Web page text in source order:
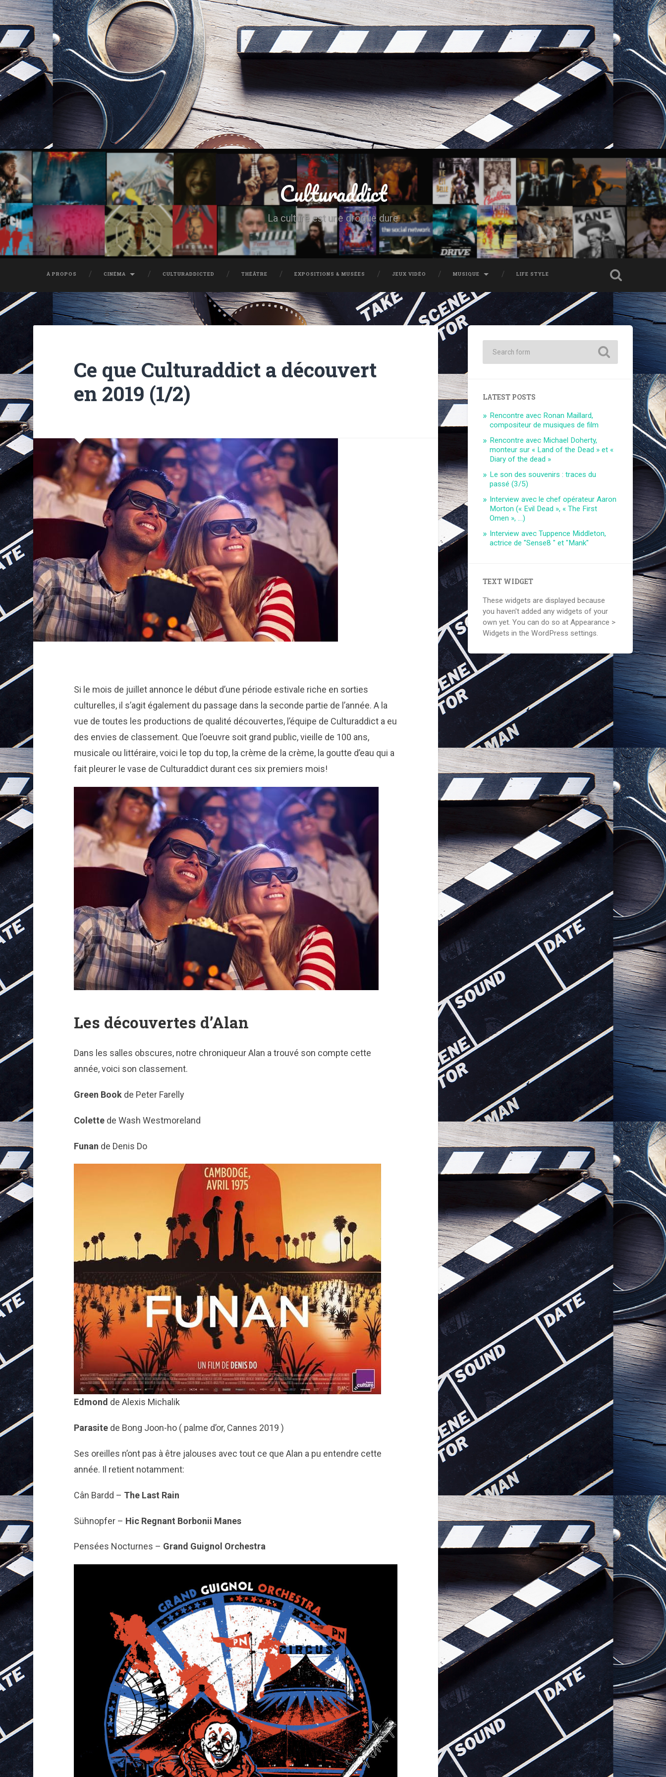
Culturaddict
La culture est une drogue dure
À PROPOS CINÉMA CULTURADDICTED THÉÂTRE EXPOSITIONS & MUSÉES JEUX VIDÉO MUSIQUE LIFE STYLE
Ce que Culturaddict a découvert
en 2019 (1/2)
Si le mois de juillet annonce le début d’une période estivale riche en sorties
culturelles, il s’agit également du passage dans la seconde partie de l’année. A la
vue de toutes les productions de qualité découvertes, l’équipe de Culturaddict a eu
des envies de classement. Que l’oeuvre soit grand public, vieille de 100 ans,
musicale ou littéraire, voici le top du top, la crème de la crème, la goutte d’eau qui a
fait pleurer le vase de Culturaddict durant ces six premiers mois!
Les découvertes d’Alan
Dans les salles obscures, notre chroniqueur Alan a trouvé son compte cette
année, voici son classement.
Green Bookde Peter Farelly
Colettede Wash Westmoreland
Funan de Denis Do
Edmond de Alexis Michalik
Parasitede Bong Joon-ho ( palme d’or, Cannes 2019 )
Ses oreilles n’ont pas à être jalouses avec tout ce que Alan a pu entendre cette
année. Il retient notamment:
Cân Bardd – The Last Rain
Sühnopfer – Hic Regnant Borbonii Manes
Pensées Nocturnes – Grand Guignol Orchestra
LATEST POSTS
Rencontre avec Ronan Maillard,
compositeur de musiques de film
Rencontre avec Michael Doherty,
monteur sur « Land of the Dead » et «
Diary of the dead »
Le son des souvenirs : traces du
passé (3/5)
Interview avec le chef opérateur Aaron
Morton (« Evil Dead », « The First
Omen », …)
Interview avec Tuppence Middleton,
actrice de "Sense8 " et "Mank"
TEXT WIDGET
These widgets are displayed because
you haven't added any widgets of your
own yet. You can do so at Appearance >
Widgets in the WordPress settings.